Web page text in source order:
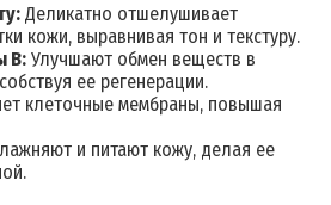
Деликатно отшелушивает
кожи, выравнивая тон и текстуру.
B: Улучшают обмен веществ в
ее регенерации.
клеточные мембраны, повышая
и питают кожу, делая ее